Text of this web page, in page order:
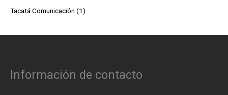
Tacatá Comunicación (1)
Información de contacto